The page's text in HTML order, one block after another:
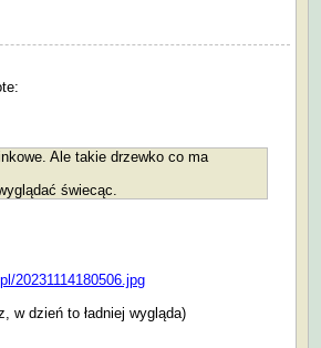
Ale takie drzewko co ma
świecąc.
20231114180506.jpg
w dzień to ładniej wygląda)